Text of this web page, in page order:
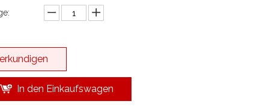
erkundigen
In den Einkaufswagen